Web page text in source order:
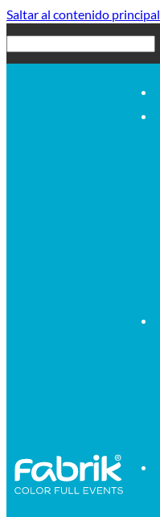
Saltar al contenido principal